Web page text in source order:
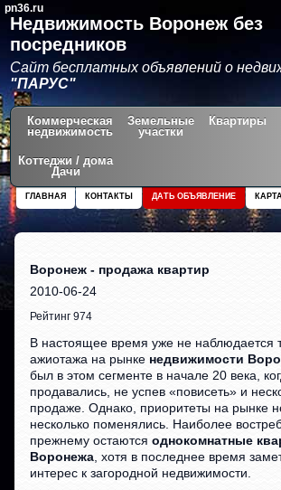
pn36.ru
Недвижимость Воронеж без
посредников
Сайт бесплатных объявлений о
"ПАРУС"
Коммерческая
недвижимость
Земельные
участки
Квартиры
Коттеджи / дома
Дачи
ДАТЬ ОБЪЯВЛЕНИЕ
КОНТАКТЫ
ГЛАВНАЯ
Воронеж - продажа квартир
2010-06-24
Рейтинг 974
В настоящее время уже не наблюдается
ажиотажа на рынке недвижимости
был в этом сегменте в начале 20 века,
продавались, не успев «повисеть» и
продаже. Однако, приоритеты на рынке
несколько поменялись. Наиболее
прежнему остаютсяоднокомнатные
Воронежа , хотя в последнее время
интерес к загородной недвижимости.